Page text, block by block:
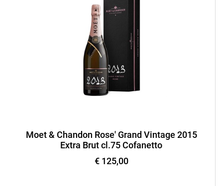
Moet & Chandon Rose' Grand Vintage 2015
Extra Brut cl.75 Cofanetto
€ 125,00